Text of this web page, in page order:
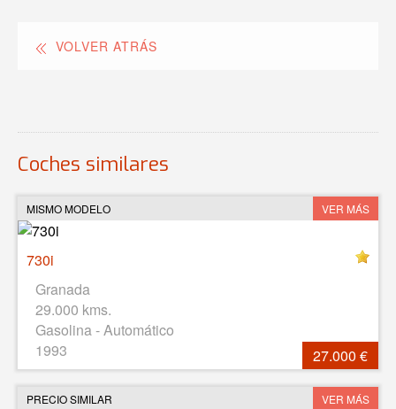
VOLVER ATRÁS
Coches similares
MISMO MODELO VER MÁS
730i
Granada
29.000 kms.
Gasolina - Automático
1993
27.000 €
PRECIO SIMILAR VER MÁS